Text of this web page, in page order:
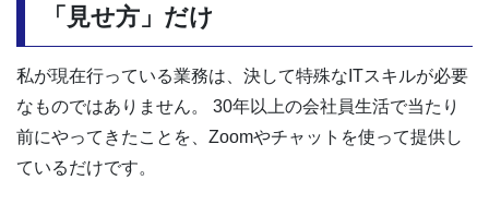
「見せ方」だけ
私が現在行っている業務は、決して特殊なITスキルが必要
なものではありません。 30年以上の会社員生活で当たり
前にやってきたことを、Zoomやチャットを使って提供し
ているだけです。